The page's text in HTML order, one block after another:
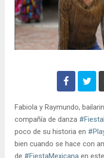
Fabiola y Raymundo,
compañía de danza
poco de su historia en
bien cuando se hace con
de #FiestaMexicana en